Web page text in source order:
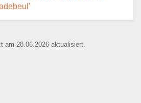
am 28.06.2026 aktualisiert.